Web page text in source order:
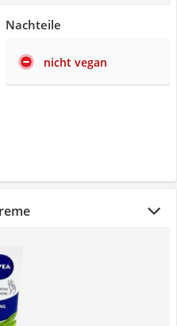
Nachteile
nicht vegan